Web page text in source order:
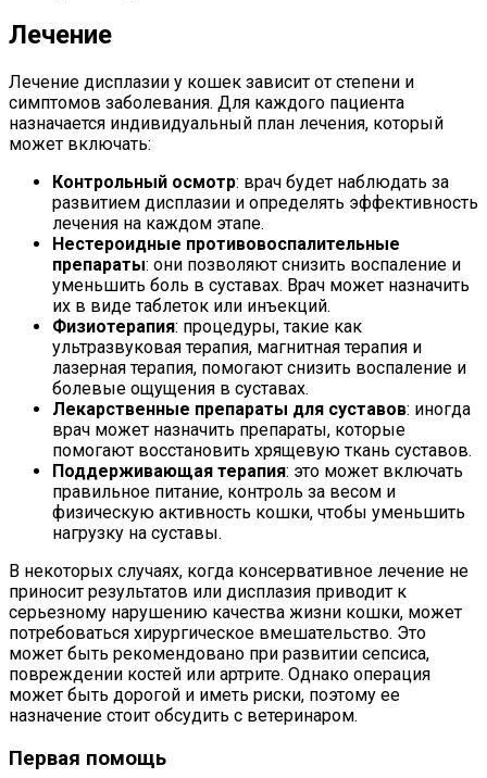
Лечение
Лечение дисплазии у кошек зависит от степени и
симптомов заболевания. Для каждого пациента
назначается индивидуальный план лечения, который
может включать:
Контрольный осмотр: врач будет наблюдать за
развитием дисплазии и определять эффективность
лечения на каждом этапе.
Нестероидные противовоспалительные
препараты: они позволяют снизить воспаление и
уменьшить боль в суставах. Врач может назначить
их в виде таблеток или инъекций.
Физиотерапия: процедуры, такие как
ультразвуковая терапия, магнитная терапия и
лазерная терапия, помогают снизить воспаление и
болевые ощущения в суставах.
Лекарственные препараты для суставов: иногда
врач может назначить препараты, которые
помогают восстановить хрящевую ткань суставов.
Поддерживающая терапия: это может включать
правильное питание, контроль за весом и
физическую активность кошки, чтобы уменьшить
нагрузку на суставы.
В некоторых случаях, когда консервативное лечение не
приносит результатов или дисплазия приводит к
серьезному нарушению качества жизни кошки, может
потребоваться хирургическое вмешательство. Это
может быть рекомендовано при развитии сепсиса,
повреждении костей или артрите. Однако операция
может быть дорогой и иметь риски, поэтому ее
назначение стоит обсудить с ветеринаром.
Первая помощь